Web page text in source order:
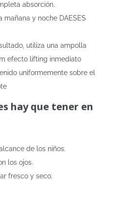
absorción.
mañana y noche DAESES
utiliza una ampolla
efecto lifting inmediato
uniformemente sobre el
hay que tener en
de los niños.
los ojos.
fresco y seco.